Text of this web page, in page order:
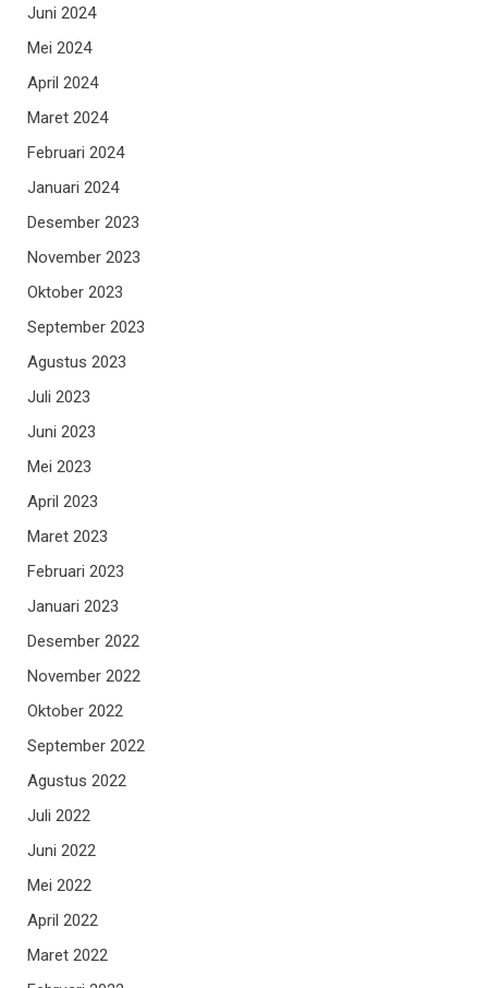
Juni 2024
Mei 2024
April 2024
Maret 2024
Februari 2024
Januari 2024
Desember 2023
November 2023
Oktober 2023
September 2023
Agustus 2023
Juli 2023
Juni 2023
Mei 2023
April 2023
Maret 2023
Februari 2023
Januari 2023
Desember 2022
November 2022
Oktober 2022
September 2022
Agustus 2022
Juli 2022
Juni 2022
Mei 2022
April 2022
Maret 2022